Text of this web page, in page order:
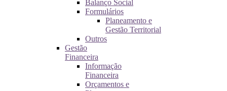
Balanço Social
Formulários
Planeamento e
Gestão Territorial
Outros
Gestão
Financeira
Informação
Financeira
Orçamentos e